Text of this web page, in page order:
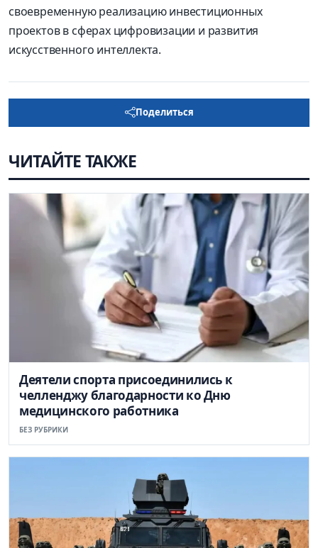
своевременную реализацию инвестиционных
проектов в сферах цифровизации и развития
искусственного интеллекта.
Поделиться
ЧИТАЙТЕ ТАКЖЕ
Деятели спорта присоединились к
челленджу благодарности ко Дню
медицинского работника
БЕЗ РУБРИКИ